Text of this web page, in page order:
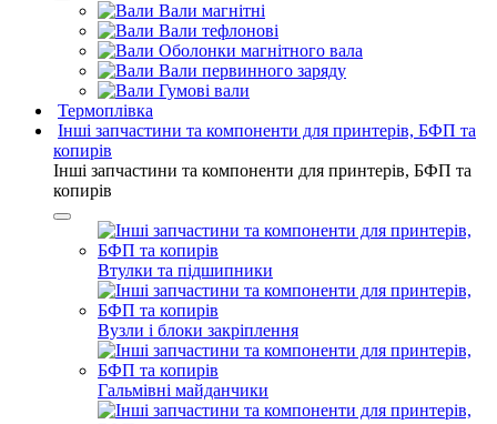
Вали магнітні
Вали тефлонові
Оболонки магнітного вала
Вали первинного заряду
Гумові вали
Термоплівка
Інші запчастини та компоненти для принтерів, БФП та
копирів
Інші запчастини та компоненти для принтерів, БФП та
копирів
Втулки та підшипники
Вузли і блоки закріплення
Гальмівні майданчики